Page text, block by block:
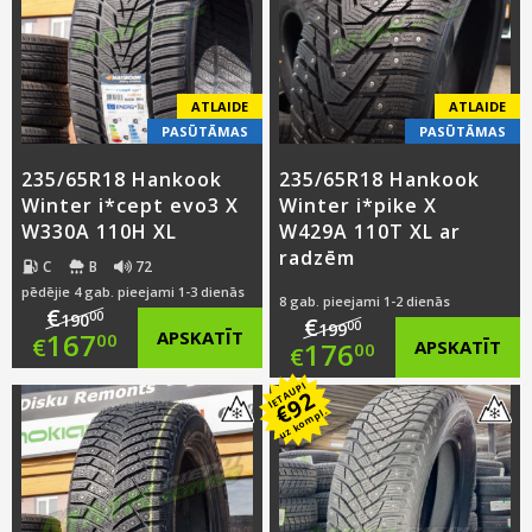
€185.00.
is:
€162.00.
€195.00.
is:
€164.00.
ATLAIDE
PASŪTĀMAS
235/65R18 Hankook
Winter i*cept evo3 X
W330A 110H XL
C B 72
pēdējie 4 gab. pieejami 1-3 dienās
€19000
Original
price
was:
€190.00.
€16700
Current
price
is:
APSKATĪT
ATLAIDE
PASŪTĀMAS
235/65R18 Hankook
Winter i*pike X
W429A 110T XL ar
radzēm
8 gab. pieejami 1-2 dienās
€19900
Original
price
was:
€199.00.
€17600
Current
price
is:
APSKATĪT
IETAUPI
€92
uz kompl.